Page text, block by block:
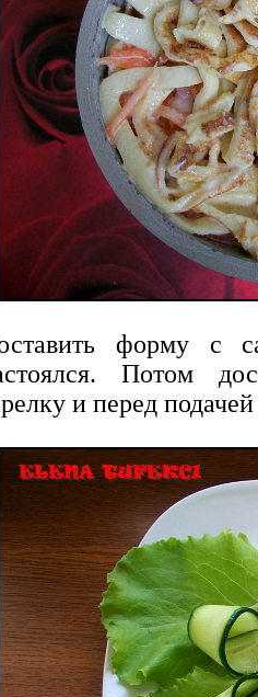
форму с
Потом
и перед